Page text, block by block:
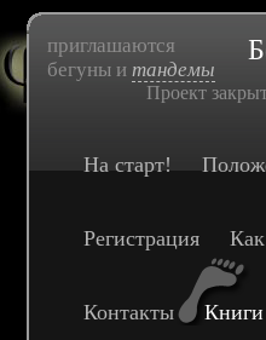
приглашаются
бегуны итандемы
Проект
На старт!
Регистрация
Контакты Книги